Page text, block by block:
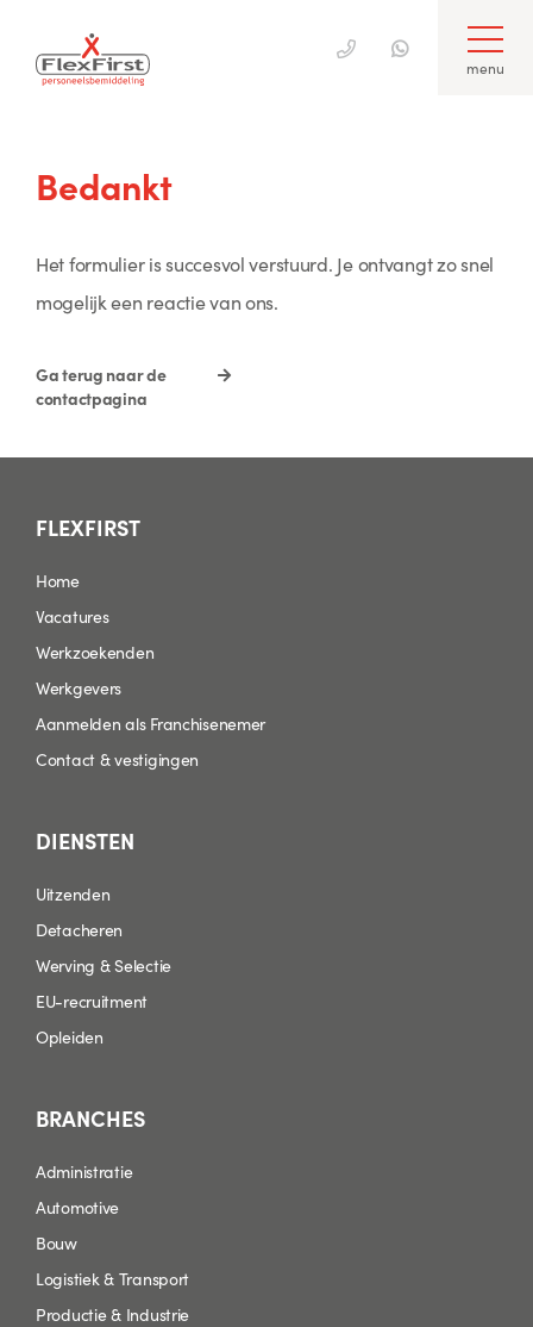
content
menu
Bedankt
Het formulier is succesvol verstuurd. Je ontvangt zo snel
mogelijk een reactie van ons.
Ga terug naar de
contactpagina
FLEXFIRST
Home
Vacatures
Werkzoekenden
Werkgevers
Aanmelden als Franchisenemer
Contact & vestigingen
DIENSTEN
Uitzenden
Detacheren
Werving & Selectie
EU-recruitment
Opleiden
BRANCHES
Administratie
Automotive
Bouw
Logistiek & Transport
Productie & Industrie